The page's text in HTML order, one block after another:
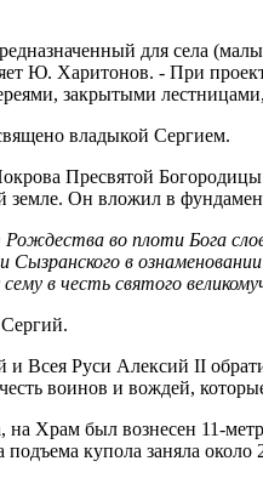
для села
Ю. Харитонов. - При
закрытыми
владыкой Сергием.
Пресвятой
Он вложил в
во плоти Бога
Сызранского в
в честь святого
Всея Руси Алексий II
воинов и вождей,
на Храм был вознесен 11-
купола заняла